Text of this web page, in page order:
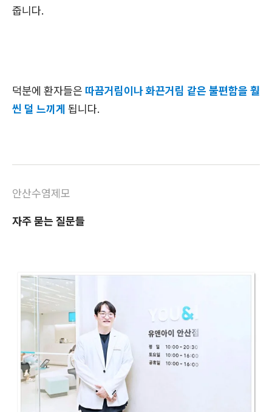
줍니다.
덕분에 환자들은 따끔거림이나 화끈거림 같은 불편함을 훨
씬 덜 느끼게 됩니다.
안산수염제모
자주 묻는 질문들